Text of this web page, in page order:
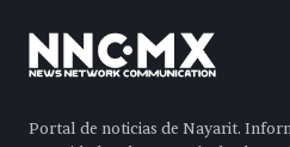
Portal de noticias de Nayarit.